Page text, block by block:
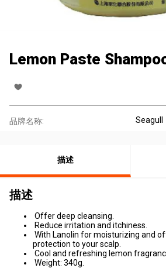
Lemon Paste
品牌名称: Seagull
描述
描述
Offer deep cleansing.
Reduce irritation and itchiness.
With Lanolin for moisturizing and
protection to your scalp.
Cool and refreshing lemon
Weight: 340g.